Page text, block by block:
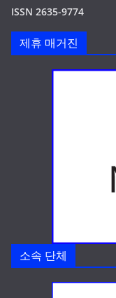
ISSN 2635-9774
제휴 매거진
소속 단체